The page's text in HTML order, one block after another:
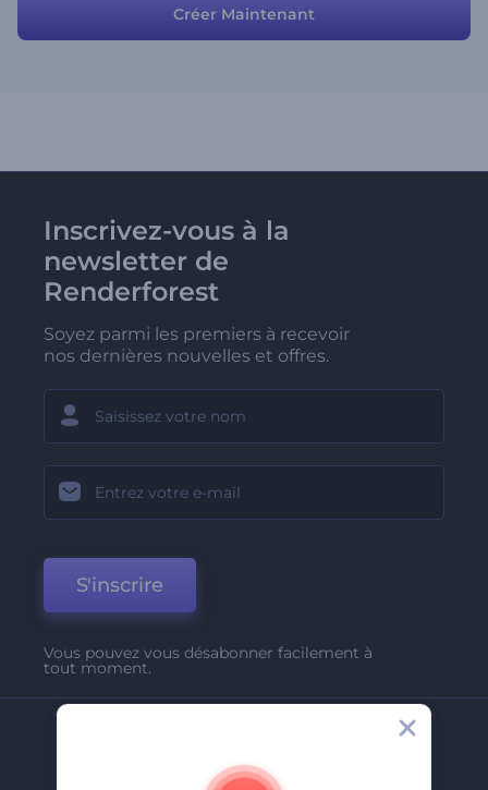
la piste musicale et créez votre vidéo en quelques minutes. Vous
pouvez également ajouter votre voix off. C'est si simple!
Créer Maintenant
Inscrivez-vous à la
newsletter de
Renderforest
Soyez parmi les premiers à recevoir
nos dernières nouvelles et offres.
S'inscrire
Vous pouvez vous désabonner facilement à
tout moment.
A Propos De Nous